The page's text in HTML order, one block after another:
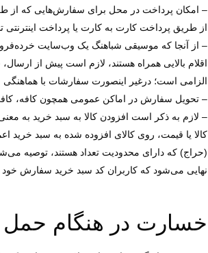
– امکان پرداخت در محل برای سفارش‌هایی که از
از طریق پرداخت کارت به کارت یا پرداخت اینترنتی
– از آنجا که موسیقی شباهنگ یک وب‌سایت
اقلام بالایی همراه هستند، لازم است پیش از
الزامی است؛ درغیر اینصورت سفارشات با هماهنگی مشتری
– تحویل سفارش در اماکن عمومی همچون کافه،
– لازم به ذکر است افزودن کالا به سبد خرید به
کالا یا قیمت، روی کالای افزوده شده به سبد خرید
(حراج) که دارای محدودیت تعداد هستند، توصیه
نهایی می‌شود که کاربران کد سبد خرید سفارش خود
خسارت در هنگام حمل